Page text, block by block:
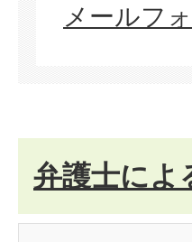
メールフ
弁護士によ